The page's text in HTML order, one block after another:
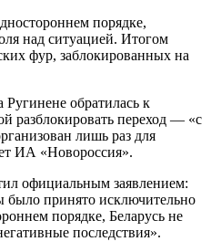
порядке,
над ситуацией. Итогом
фур, заблокированных на
обратилась к
разблокировать переход — «с
лишь раз для
ИА «Новороссия».
официальным заявлением:
было принято исключительно
порядке, Беларусь не
последствия».